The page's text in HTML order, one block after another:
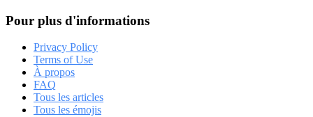
Pour plus d'informations
Privacy Policy
Terms of Use
À propos
FAQ
Tous les articles
Tous les émojis